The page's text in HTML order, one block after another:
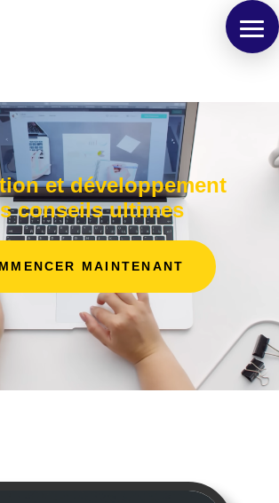
et développement
conseils ultimes
MAINTENANT